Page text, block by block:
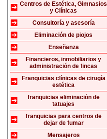
Centros de Estética, Gimnasios
y Clínicas
Consultoría y asesoría
Eliminación de piojos
Enseñanza
Financieros, inmobiliarios y
administración de fincas
Franquicias clínicas de cirugía
estética
franquicias eliminación de
tatuajes
franquicias para centros de
dejar de fumar
Mensajeros